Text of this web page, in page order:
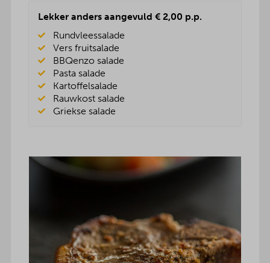
Lekker anders aangevuld € 2,00 p.p.
Rundvleessalade
Vers fruitsalade
BBQenzo salade
Pasta salade
Kartoffelsalade
Rauwkost salade
Griekse salade